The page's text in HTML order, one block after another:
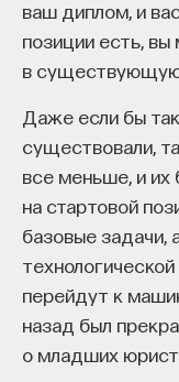
ваш диплом, и
позиции есть,
в существующую
Даже если бы
существовали,
все меньше, и их
на стартовой
базовые задачи,
перейдут к
назад был
о младших
Это понятно,
не только новых,
Обычно их берут
выучить. И
учёбы и
и у людей
собственного
знаем". Это не
степени это
деления,
дискуссионная,
Когда кончаются